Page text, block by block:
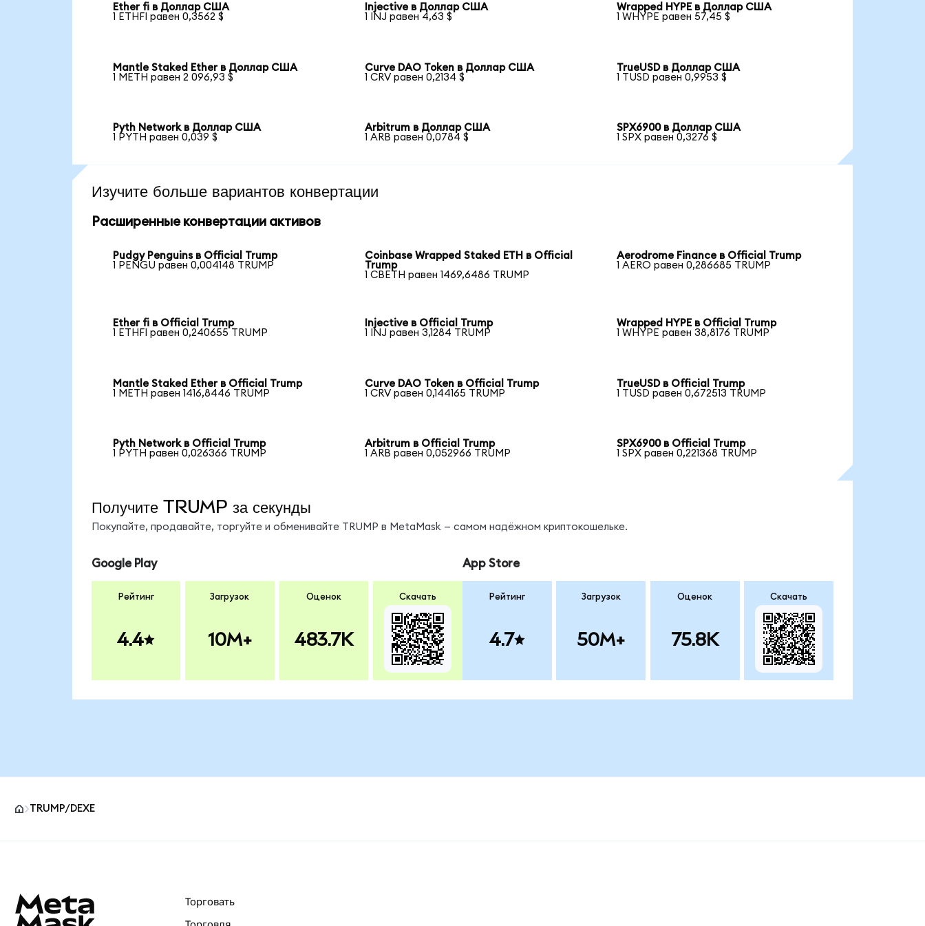
Ether fi в Доллар США
1 ETHFI равен 0,3562 $
Injective в Доллар США
1 INJ равен 4,63 $
Wrapped HYPE в Доллар США
1 WHYPE равен 57,45 $
Mantle Staked Ether в Доллар США
1 METH равен 2 096,93 $
Curve DAO Token в Доллар США
1 CRV равен 0,2134 $
TrueUSD в Доллар США
1 TUSD равен 0,9953 $
Pyth Network в Доллар США
1 PYTH равен 0,039 $
Arbitrum в Доллар США
1 ARB равен 0,0784 $
SPX6900 в Доллар США
1 SPX равен 0,3276 $
Изучите больше вариантов конвертации
Расширенные конвертации активов
Pudgy Penguins в Official Trump
1 PENGU равен 0,004148 TRUMP
Coinbase Wrapped Staked ETH в Official
Trump
1 CBETH равен 1469,6486 TRUMP
Aerodrome Finance в Official Trump
1 AERO равен 0,286685 TRUMP
Ether fi в Official Trump
1 ETHFI равен 0,240655 TRUMP
Injective в Official Trump
1 INJ равен 3,1284 TRUMP
Wrapped HYPE в Official Trump
1 WHYPE равен 38,8176 TRUMP
Mantle Staked Ether в Official Trump
1 METH равен 1416,8446 TRUMP
Curve DAO Token в Official Trump
1 CRV равен 0,144165 TRUMP
TrueUSD в Official Trump
1 TUSD равен 0,672513 TRUMP
Pyth Network в Official Trump
1 PYTH равен 0,026366 TRUMP
Arbitrum в Official Trump
1 ARB равен 0,052966 TRUMP
SPX6900 в Official Trump
1 SPX равен 0,221368 TRUMP
Получите TRUMP за секунды
Покупайте, продавайте, торгуйте и обменивайте TRUMP в MetaMask — самом надёжном криптокошельке.
Google Play
Рейтинг
4.4
Загрузок
10M+
Оценок
483.7K
Скачать
App Store
Рейтинг
4.7
Загрузок
50M+
Оценок
75.8K
Скачать
TRUMP/DEXE
Торговать